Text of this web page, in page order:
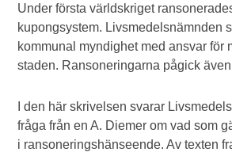
Under första världskriget
kupongsystem. Livsmedelsnämnden
kommunal myndighet med ansvar för
staden. Ransoneringarna pågick
I den här skrivelsen svarar
fråga från en A. Diemer om vad som
i ransoneringshänseende. Av texten